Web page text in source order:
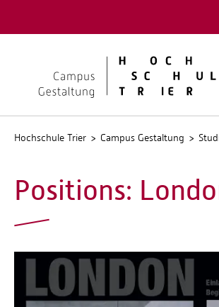
Hochschule Trier Campus Gestaltung
Positions: